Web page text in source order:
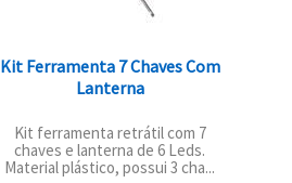
Kit Ferramenta 7 Chaves Com
Lanterna
Kit ferramenta retrátil com 7
chaves e lanterna de 6 Leds.
Material plástico, possui 3 cha...